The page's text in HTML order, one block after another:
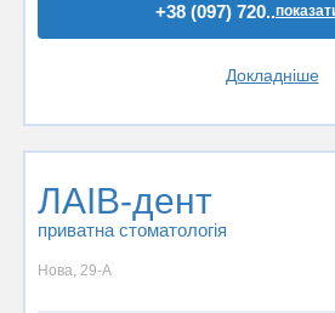
+38 (097) 720..
Докладніше
ЛАІВ-дент
приватна стоматологія
Нова, 29-А